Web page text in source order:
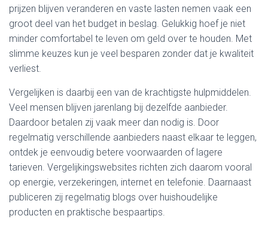
prijzen blijven veranderen en vaste lasten nemen vaak een
groot deel van het budget in beslag. Gelukkig hoef je niet
minder comfortabel te leven om geld over te houden. Met
slimme keuzes kun je veel besparen zonder dat je kwaliteit
verliest.
Vergelijken is daarbij een van de krachtigste hulpmiddelen.
Veel mensen blijven jarenlang bij dezelfde aanbieder.
Daardoor betalen zij vaak meer dan nodig is. Door
regelmatig verschillende aanbieders naast elkaar te leggen,
ontdek je eenvoudig betere voorwaarden of lagere
tarieven. Vergelijkingswebsites richten zich daarom vooral
op energie, verzekeringen, internet en telefonie. Daarnaast
publiceren zij regelmatig blogs over huishoudelijke
producten en praktische bespaartips.